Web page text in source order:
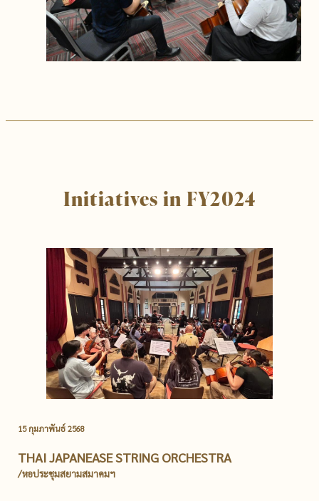
Initiatives in FY2024
15 กุมภาพันธ์ 2568
THAI JAPANEASE STRING ORCHESTRA
/หอประชุมสยามสมาคมฯ